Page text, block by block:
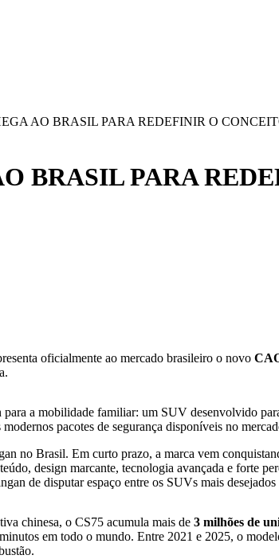
AO BRASIL PARA REDEFINIR O
BRASIL PARA
oficialmente ao mercado brasileiro o novo
a mobilidade familiar: um SUV desenvolvido
pacotes de segurança disponíveis no
no Brasil. Em curto prazo, a marca vem
design marcante, tecnologia avançada e forte
de disputar espaço entre os SUVs mais
chinesa, o CS75 acumula mais de 3 milhões de
em todo o mundo. Entre 2021 e 2025, o